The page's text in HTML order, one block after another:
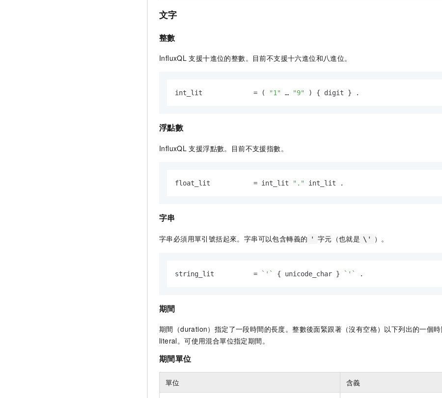
文字
整數
InfluxQL 支援十進位的整數。目前不支援十六進位和八進位。
int_lit             = ( "1" … "9" ) { digit } .
浮點數
InfluxQL 支援浮點數。目前不支援指數。
float_lit           = int_lit "." int_lit .
字串
字串必須用單引號括起來。字串可以包含轉義的 ' 字元（也就是 \' ）。
string_lit          = `'` { unicode_char } `'` .
期間
期間（duration）指定了一段時間的長度。整數後面緊跟著（沒有空格）以下列出的一個
literal。可使用混合單位指定期間。
期間單位
單位 含義